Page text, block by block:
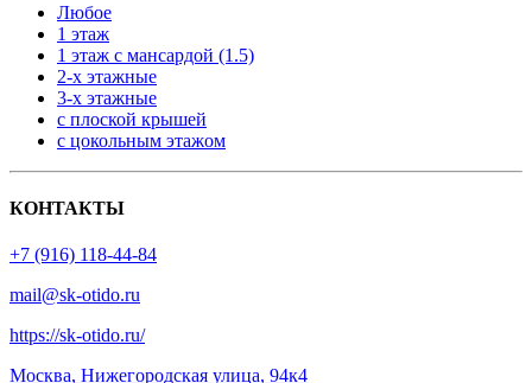
Любое
1 этаж
1 этаж с мансардой (1.5)
2-х этажные
3-х этажные
с плоской крышей
с цокольным этажом
КОНТАКТЫ
+7 (916) 118-44-84
mail@sk-otido.ru
https://sk-otido.ru/
Москва, Нижегородская улица, 94к4